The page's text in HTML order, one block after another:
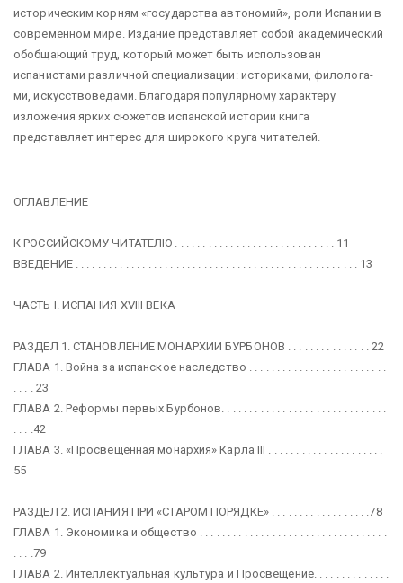
историческим корням «государства автономий», роли Испании в
современном мире. Издание представляет собой академический
обобщающий труд, который может быть использован
испанистами различной специализации: историками, филолога-
ми, искусствоведами. Благодаря популярному характеру
изложения ярких сюжетов испанской истории книга
представляет интерес для широкого круга читателей.
ОГЛАВЛЕНИЕ
К РОССИЙСКОМУ ЧИТАТЕЛЮ . . . . . . . . . . . . . . . . . . . . . . . . . . . . . 11
ВВЕДЕНИЕ . . . . . . . . . . . . . . . . . . . . . . . . . . . . . . . . . . . . . . . . . . . . . . . . . . . 13
ЧАСТЬ I. ИСПАНИЯ XVIII ВЕКА
РАЗДЕЛ 1. СТАНОВЛЕНИЕ МОНАРХИИ БУРБОНОВ . . . . . . . . . . . . . . . 22
ГЛАВА 1. Война за испанское наследство . . . . . . . . . . . . . . . . . . . . . . . . .
. . . . 23
ГЛАВА 2. Реформы первых Бурбонов. . . . . . . . . . . . . . . . . . . . . . . . . . . . . .
. . . .42
ГЛАВА 3. «Просвещенная монархия» Карла III . . . . . . . . . . . . . . . . . . . . .
55
РАЗДЕЛ 2. ИСПАНИЯ ПРИ «СТАРОМ ПОРЯДКЕ» . . . . . . . . . . . . . . . . . .78
ГЛАВА 1. Экономика и общество . . . . . . . . . . . . . . . . . . . . . . . . . . . . . . . . . .
. . . .79
ГЛАВА 2. Интеллектуальная культура и Просвещение. . . . . . . . . . . . . .